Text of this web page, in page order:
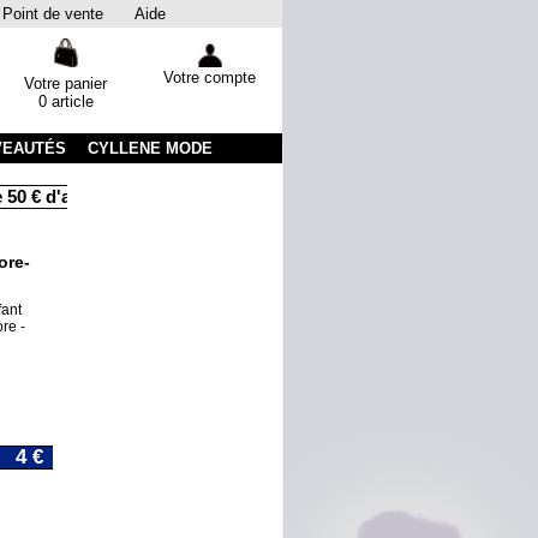
Point de vente Aide
Votre panier
0 article
Votre compte
CYLLENE MODE
€ d'achats
-
4 €